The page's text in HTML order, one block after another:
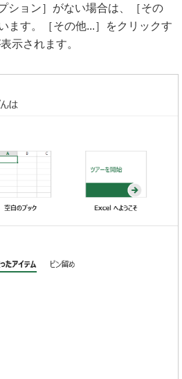
ション］がない場合は、［その
ます。［その他...］をクリックす
示されます。